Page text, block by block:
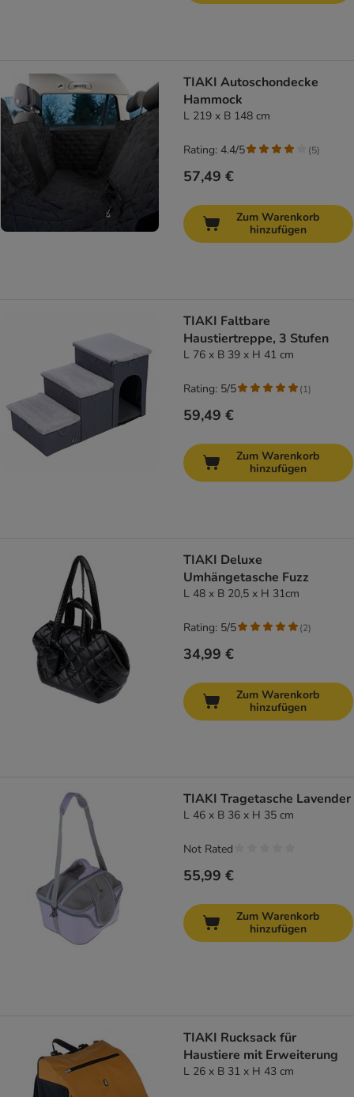
TIAKI Autoschondecke
Hammock
L 219 x B 148 cm
57,49 €
Rating: 4.4/5 (5)
Zum Warenkorb
hinzufügen
TIAKI Faltbare
Haustiertreppe, 3 Stufen
L 76 x B 39 x H 41 cm
59,49 €
Rating: 5/5 (1)
Zum Warenkorb
hinzufügen
TIAKI Deluxe
Umhängetasche Fuzz
L 48 x B 20,5 x H 31cm
34,99 €
Rating: 5/5 (2)
Zum Warenkorb
hinzufügen
TIAKI Tragetasche Lavender
L 46 x B 36 x H 35 cm
55,99 €
Not Rated
Zum Warenkorb
hinzufügen
TIAKI Rucksack für
Haustiere mit Erweiterung
L 26 x B 31 x H 43 cm